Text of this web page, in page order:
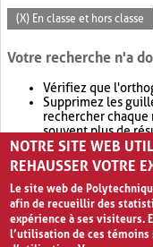
(X) En classe et hors classe
Votre recherche n'a
Vérifiez que
Supprimez les
rechercher chaque
souvent plus de
Envisagez d'élargir
retournera
NOTRE SITE WEB
REHAUSSER VOTRE
Le site web de
afin de recueillir des
expérience à ses visiteurs.
l’utilisation de ces